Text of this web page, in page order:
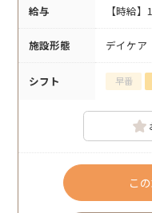
給与 【時給
施設形態 デイケア
シフト 早番
こ